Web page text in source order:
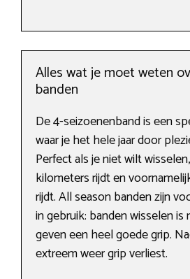
Alles wat je moet weten
banden
De 4-seizoenenband is een
waar je het hele jaar door
Perfect als je niet wilt
kilometers rijdt en
rijdt. All season banden zijn
in gebruik: banden wisselen is
geven een heel goede grip.
extreem weer grip verliest.